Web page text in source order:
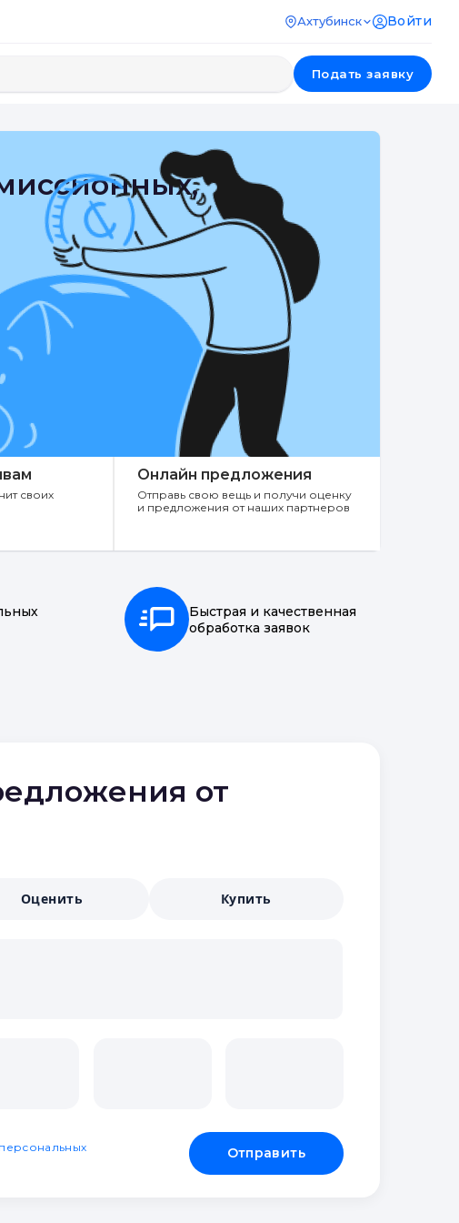
Ахтубинск Войти
Подать заявку
своих
Онлайн предложения
Отправь свою вещь и получи оценку
и предложения от наших партнеров
Быстрая и качественная
обработка заявок
от
Оценить Купить
Отправить